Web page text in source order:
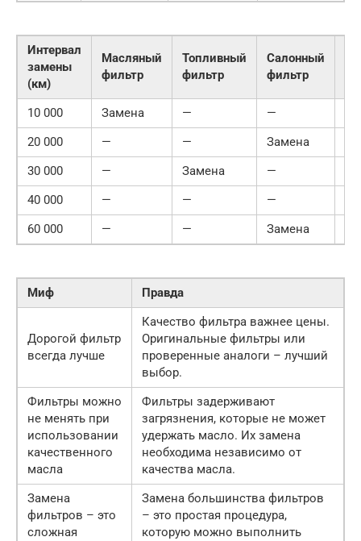
Интервал
замены
(км)
Масляный
фильтр
Топливный
фильтр
Салонный
фильтр
10 000 Замена — —
20 000
— — Замена
30 000
— Замена —
40 000
— — —
60 000
— — Замена
Миф Правда
Дорогой фильтр
всегда лучше
Качество фильтра важнее цены.
Оригинальные фильтры или
проверенные аналоги – лучший
выбор.
Фильтры можно
не менять при
использовании
качественного
масла
Фильтры задерживают
загрязнения, которые не может
удержать масло. Их замена
необходима независимо от
качества масла.
Замена
фильтров – это
сложная
Замена большинства фильтров
– это простая процедура,
которую можно выполнить